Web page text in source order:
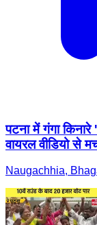
पटना में गंगा
वायरल वीडियो से
Naugachhia,